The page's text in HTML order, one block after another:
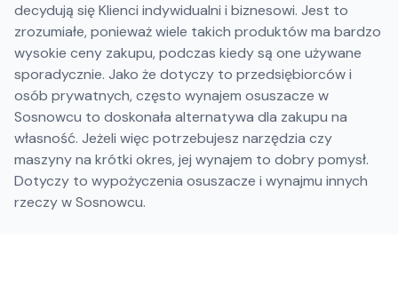
decydują się Klienci indywidualni i biznesowi. Jest to
zrozumiałe, ponieważ wiele takich produktów ma bardzo
wysokie ceny zakupu, podczas kiedy są one używane
sporadycznie. Jako że dotyczy to przedsiębiorców i
osób prywatnych, często wynajem osuszacze w
Sosnowcu to doskonała alternatywa dla zakupu na
własność. Jeżeli więc potrzebujesz narzędzia czy
maszyny na krótki okres, jej wynajem to dobry pomysł.
Dotyczy to wypożyczenia osuszacze i wynajmu innych
rzeczy w Sosnowcu.